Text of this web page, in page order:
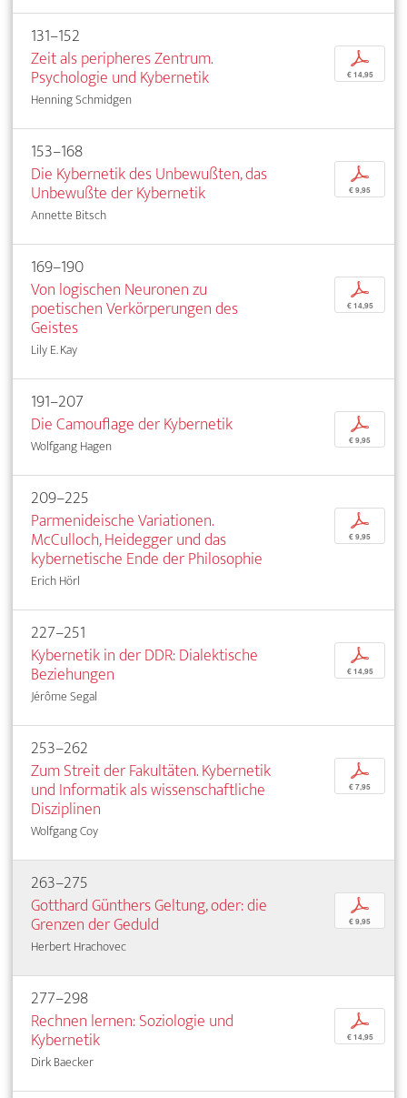
131–152
Zeit als peripheres Zentrum.
Psychologie und Kybernetik
Henning Schmidgen
p
€ 14,95
153–168
Die Kybernetik des Unbewußten, das
Unbewußte der Kybernetik
Annette Bitsch
p
€ 9,95
169–190
Von logischen Neuronen zu
poetischen Verkörperungen des
Geistes
Lily E. Kay
p
€ 14,95
191–207
Die Camouflage der Kybernetik
Wolfgang Hagen
p
€ 9,95
209–225
Parmenideische Variationen.
McCulloch, Heidegger und das
kybernetische Ende der Philosophie
Erich Hörl
p
€ 9,95
227–251
Kybernetik in der DDR: Dialektische
Beziehungen
Jérôme Segal
p
€ 14,95
253–262
Zum Streit der Fakultäten. Kybernetik
und Informatik als wissenschaftliche
Disziplinen
Wolfgang Coy
p
€ 7,95
263–275
Gotthard Günthers Geltung, oder: die
Grenzen der Geduld
Herbert Hrachovec
p
€ 9,95
277–298
Rechnen lernen: Soziologie und
Kybernetik
Dirk Baecker
p
€ 14,95